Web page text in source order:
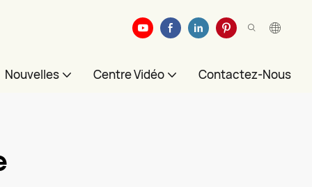
Nouvelles Centre Vidéo Contactez-Nous